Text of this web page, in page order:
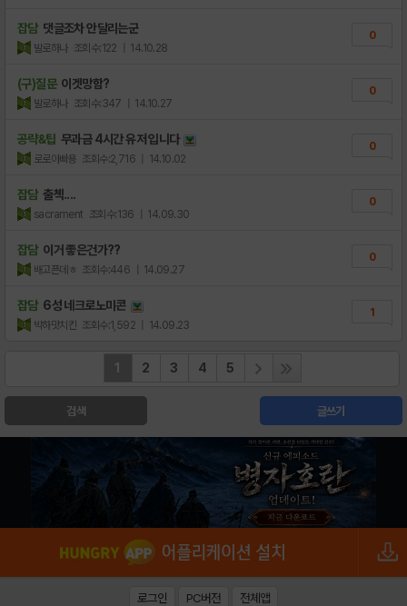
잡담 댓글조차 안달리는군
발로하나 조회수:122 | 14.10.28
0
(구)질문 이겟망함?
발로하나 조회수:347 | 14.10.27
0
공략&팁 무과금 4시간 유저 입니다
로로아빠용 조회수:2,716 | 14.10.02
0
잡담 출첵....
sacrament 조회수:136 | 14.09.30
0
잡담 이거 좋은건가??
배고픈데ㅎ 조회수:446 | 14.09.27
0
잡담 6성 네크로노미콘
박하맛치킨 조회수:1,592 | 14.09.23
1
1 2 3 4 5
검색 글쓰기
로그인 PC버전 전체앱